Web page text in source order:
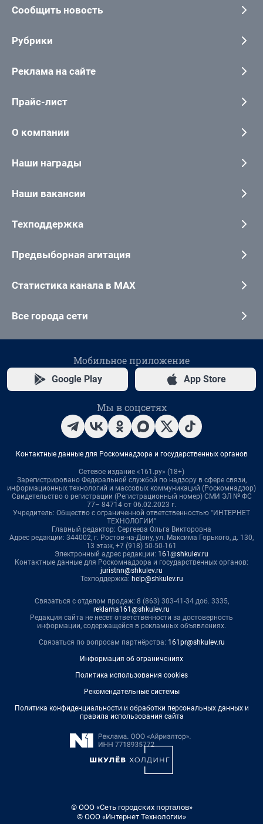
Сообщить новость
Рубрики
Реклама на сайте
Прайс-лист
О компании
Наши награды
Наши вакансии
Техподдержка
Предвыборная агитация
Статистика канала в MAX
Все города сети
Мобильное приложение
Google Play App Store
Мы в соцсетях
Контактные данные для Роскомнадзора и государственных органов
Сетевое издание «161.ру» (18+)
Зарегистрировано Федеральной службой по надзору в сфере связи,
информационных технологий и массовых коммуникаций (Роскомнадзор)
Свидетельство о регистрации (Регистрационный номер) СМИ ЭЛ № ФС
77– 84714 от 06.02.2023 г.
Учредитель: Общество с ограниченной ответственностью "ИНТЕРНЕТ
ТЕХНОЛОГИИ"
Главный редактор: Сергеева Ольга Викторовна
Адрес редакции: 344002, г. Ростов-на-Дону, ул. Максима Горького, д. 130,
13 этаж, +7 (918) 50-50-161
Электронный адрес редакции: 161@shkulev.ru
Контактные данные для Роскомнадзора и государственных органов:
juristnn@shkulev.ru
Техподдержка: help@shkulev.ru
Связаться с отделом продаж: 8 (863) 303-41-34 доб. 3335,
reklama161@shkulev.ru
Редакция сайта не несет ответственности за достоверность
информации, содержащейся в рекламных объявлениях.
Связаться по вопросам партнёрства: 161pr@shkulev.ru
Информация об ограничениях
Политика использования cookies
Рекомендательные системы
Политика конфиденциальности и обработки персональных данных и
правила использования сайта
© ООО «Сеть городских порталов»
© ООО «Интернет Технологии»